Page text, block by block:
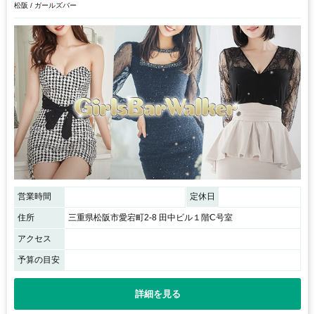
松阪 / ガールズバー
営業時間 定休日
住所 三重県松阪市愛宕町2-8 田中ビル１階C号室
アクセス
予算の目安
詳細を見る